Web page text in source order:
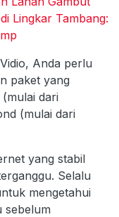
Lingkar Tambang:
Anda perlu
paket yang
dari
(mulai dari
yang stabil
Selalu
mengetahui
sebelum